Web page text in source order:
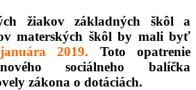
žiakov základných škôl a
materských škôl by mali byť
2019. Toto opatrenie
sociálneho balíčka
zákona o dotáciách.